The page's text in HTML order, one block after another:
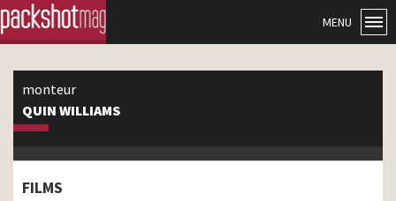
MENU
monteur
QUIN WILLIAMS
FILMS